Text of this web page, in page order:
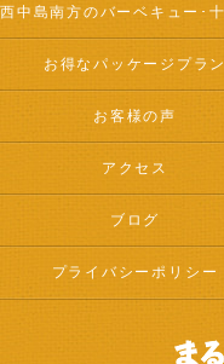
お得なパッケージプラン
お客様の声
アクセス
ブログ
プライバシーポリシー